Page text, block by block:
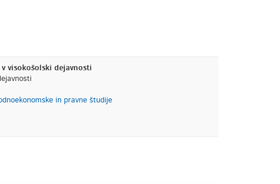
visokošolski dejavnosti
in pravne študije